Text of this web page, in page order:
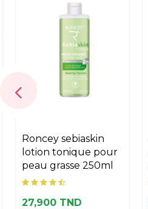
roncey sebiaskin
lotion tonique pour
peau grasse 250ml
27,900 TND